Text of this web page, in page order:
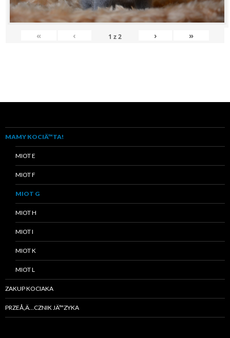
« ‹ 1 z2 › »
MAMY KOCIÄ™TA!
MIOT E
MIOT F
MIOT G
MIOT H
MIOT I
MIOT K
MIOT L
ZAKUP KOCIAKA
PRZEÅ‚Ä…CZNIK JÄ™ZYKA